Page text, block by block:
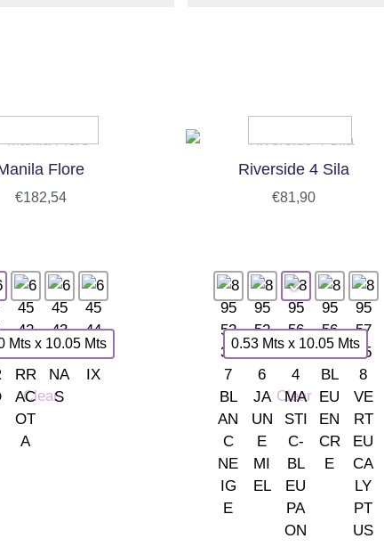
Flore
€182,54
Mts x 10.05 Mts
Clear
Riverside 4 Sila
€81,90
0.53 Mts x 10.05 Mts
Clear